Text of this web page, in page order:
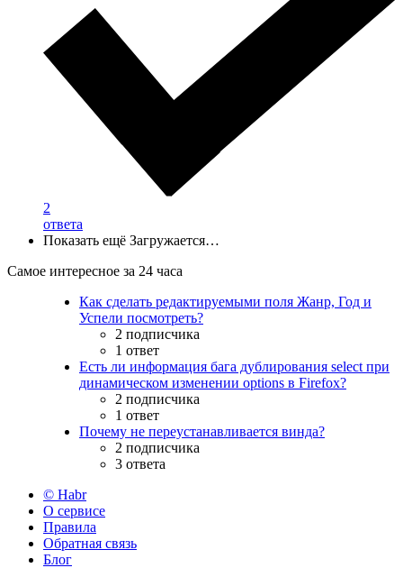
2
ответа
Показать ещё Загружается…
Самое интересное за 24 часа
Как сделать редактируемыми поля Жанр, Год и
Успели посмотреть?
2 подписчика
1 ответ
Есть ли информация бага дублирования select при
динамическом изменении options в Firefox?
2 подписчика
1 ответ
Почему не переустанавливается винда?
2 подписчика
3 ответа
© Habr
О сервисе
Правила
Обратная связь
Блог